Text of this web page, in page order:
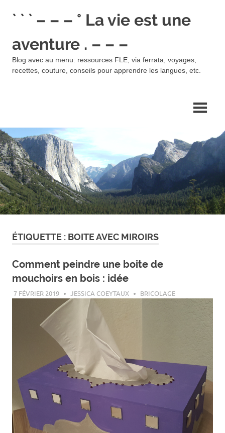
` ` ` – – – ° La vie est une
aventure . – – –
Blog avec au menu: ressources FLE, via ferrata, voyages,
recettes, couture, conseils pour apprendre les langues, etc.
ÉTIQUETTE : BOITE AVEC MIROIRS
Comment peindre une boite de
mouchoirs en bois : idée
7 FÉVRIER 2019 JESSICA COEYTAUX BRICOLAGE